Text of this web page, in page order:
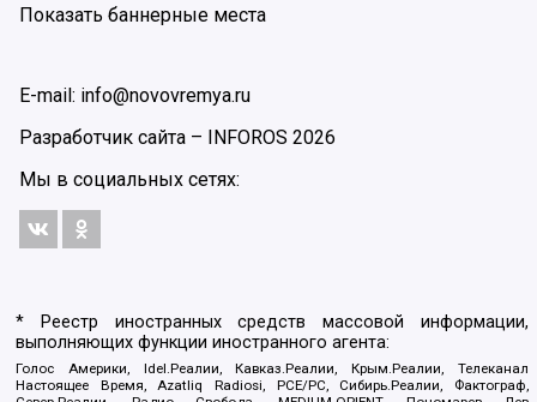
Показать баннерные места
E-mail: info@novovremya.ru
Разработчик сайта – INFOROS 2026
Мы в социальных сетях:
* Реестр иностранных средств массовой информации,
выполняющих функции иностранного агента:
Голос Америки, Idel.Реалии, Кавказ.Реалии, Крым.Реалии, Телеканал
Настоящее Время, Azatliq Radiosi, PCE/PC, Сибирь.Реалии, Фактограф,